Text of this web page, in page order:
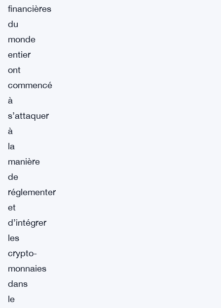
financières
du
monde
entier
ont
commencé
à
s’attaquer
à
la
manière
de
réglementer
et
d’intégrer
les
crypto-
monnaies
dans
le